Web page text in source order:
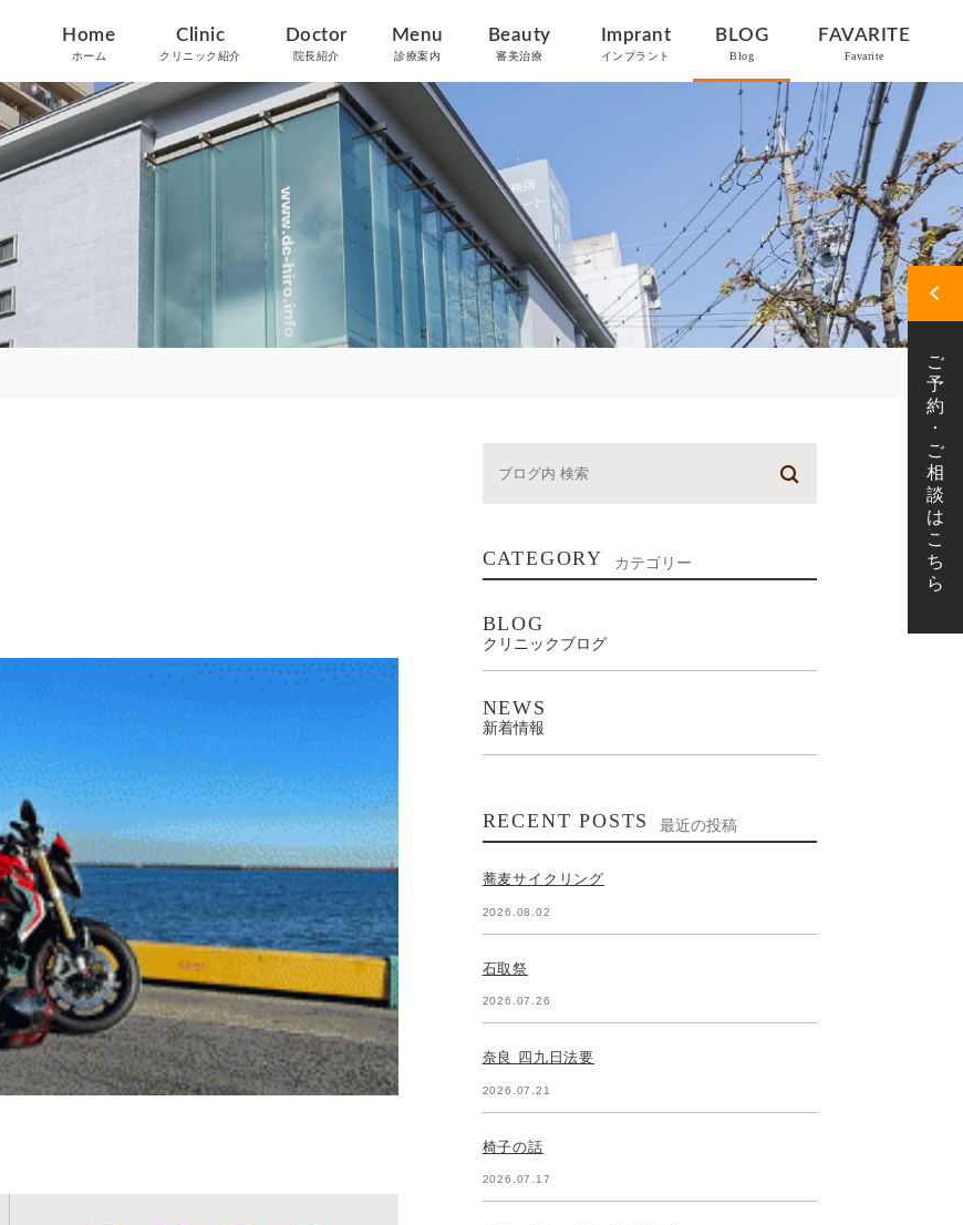
Home
ホーム
Clinic
クリニック紹介
Doctor
院長紹介
Menu
診療案内
Beauty
審美治療
Imprant
インプラント
BLOG
Blog
FAVARITE
Favarite
CATEGORY カテゴリー
BLOG
クリニックブログ
NEWS
新着情報
RECENT POSTS 最近の投稿
蕎麦サイクリング
2026.08.02
石取祭
2026.07.26
奈良 四九日法要
2026.07.21
椅子の話
2026.07.17